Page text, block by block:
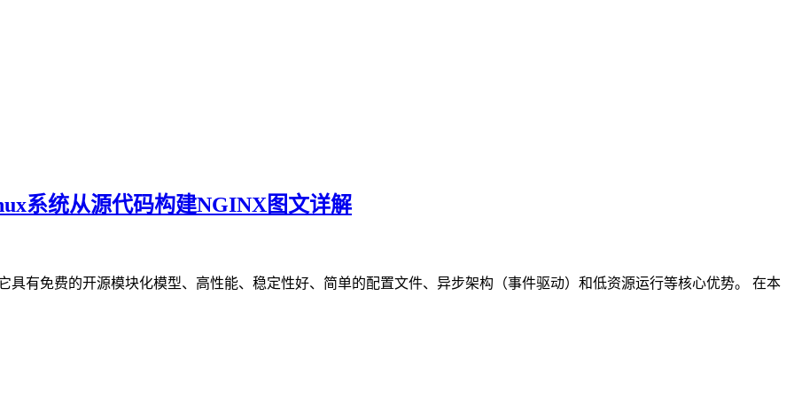
系统从源代码构建NGINX图文详解
具有免费的开源模块化模型、高性能、稳定性好、简单的配置文件、异步架构（事件驱动）和低资源运行等核心优势。 在本